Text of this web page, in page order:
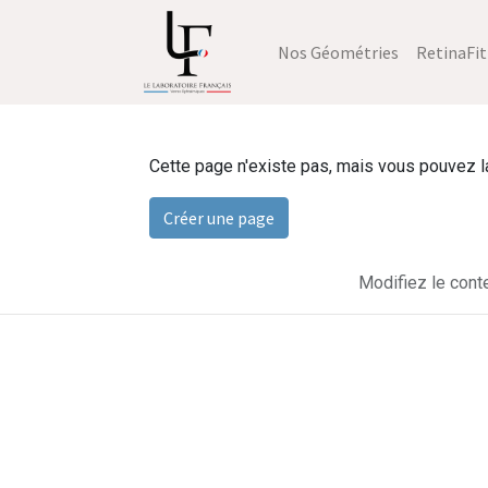
Nos Géométries RetinaFit
Cette page n'existe pas, mais vous pouvez
Créer une page
Modifiez le